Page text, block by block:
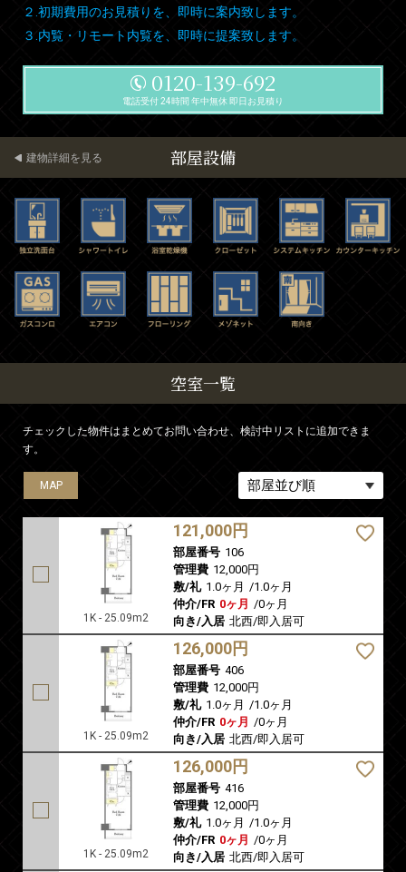
２.初期費用のお見積りを、即時に案内致します。
３.内覧・リモート内覧を、即時に提案致します。
0120-139-692
電話受付 24時間 年中無休 即日お見積り
部屋設備
建物詳細を見る
空室一覧
チェックした物件はまとめてお問い合わせ、検討中リストに追加できま
す。
MAP
1K - 25.09m2
121,000円
部屋番号 106
管理費 12,000円
敷/礼 1.0ヶ月 /1.0ヶ月
仲介/FR 0ヶ月 /0ヶ月
向き/入居 北西/即入居可
MAP
1K - 25.09m2
126,000円
部屋番号 406
管理費 12,000円
敷/礼 1.0ヶ月 /1.0ヶ月
仲介/FR 0ヶ月 /0ヶ月
向き/入居 北西/即入居可
MAP
1K - 25.09m2
126,000円
部屋番号 416
管理費 12,000円
敷/礼 1.0ヶ月 /1.0ヶ月
仲介/FR 0ヶ月 /0ヶ月
向き/入居 北西/即入居可
MAP
MAP
MAP
MAP